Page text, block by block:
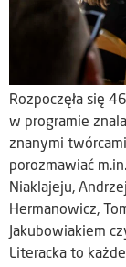
Rozpoczęła się
w programie
znanymi
porozmawiać
Niaklajeju,
Hermanowicz,
Jakubowiakiem
Literacka to